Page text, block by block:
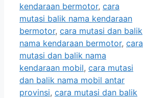
kendaraan bermotor, cara
mutasi balik nama kendaraan
bermotor, cara mutasi dan balik
nama kendaraan bermotor, cara
mutasi dan balik nama
kendaraan mobil, cara mutasi
dan balik nama mobil antar
provinsi, cara mutasi dan balik